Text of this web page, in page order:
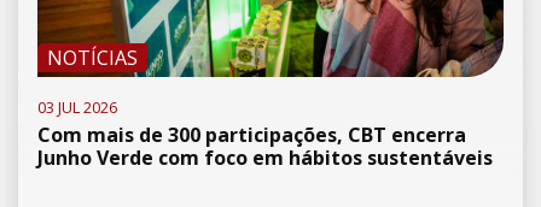
NOTÍCIAS
03 JUL 2026
Com mais de 300 participações, CBT encerra
Junho Verde com foco em hábitos sustentáveis